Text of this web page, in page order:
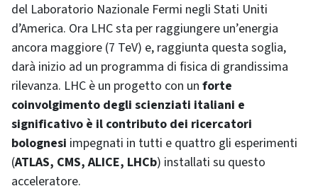
del Laboratorio Nazionale Fermi negli Stati Uniti
d’America. Ora LHC sta per raggiungere un’energia
ancora maggiore (7 TeV) e, raggiunta questa soglia,
darà inizio ad un programma di fisica di grandissima
rilevanza. LHC è un progetto con un forte
coinvolgimento degli scienziati italiani e
significativo è il contributo dei ricercatori
bolognesi impegnati in tutti e quattro gli esperimenti
(ATLAS, CMS, ALICE, LHCb) installati su questo
acceleratore.